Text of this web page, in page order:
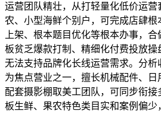
运营团队精壮，从打轻量化低价运
农、小型海鲜个别户，可完成店肆
上架、根本题目优化等根本办事，
板贫乏爆款打制、精细化付费投放操
无法支持品牌化长线运营需求。分
为焦点营业之一，擅长机械配件、日
配套摄影棚取美工团队，可同步衔
板生鲜、果农特色类目实和案例偏